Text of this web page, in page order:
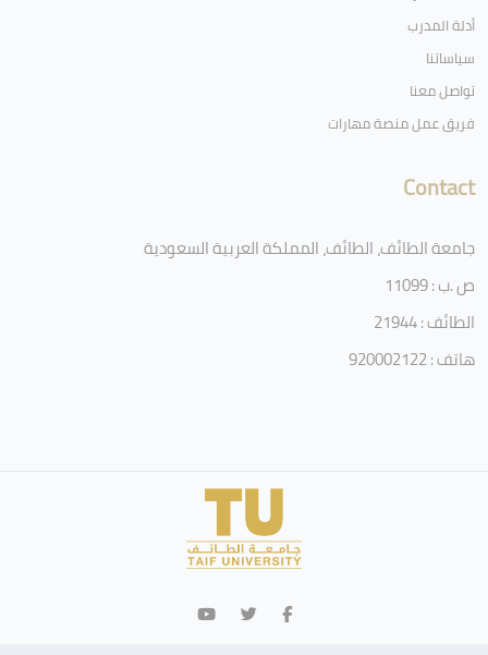
أدلة المدرب
سياساتنا
تواصل معنا
فريق عمل منصة مهارات
Contact
جامعة الطائف، الطائف، المملكة العربية السعودية
ص .ب : 11099
الطائف : 21944
هاتف : 920002122